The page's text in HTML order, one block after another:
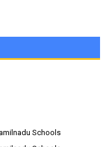
Schools